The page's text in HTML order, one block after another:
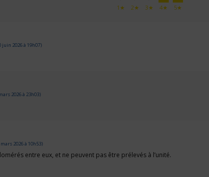
1★ 2★ 3★ 4★ 5★
juin 2026 à 19h07)
2026 à 23h03)
2026 à 10h53)
entre eux, et ne peuvent pas être prélevés à l’unité.